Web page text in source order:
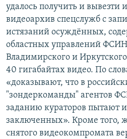
удалось получить и вывезти
видеоархив спецслужб с
истязаний осуждённых,
областных управлений
Владимирского и
40 гигабайтах видео. По
«доказывают, что в
"зондеркоманды" агентов
заданию кураторов пытают
заключенных». Кроме того,
снятого видеокомпромата